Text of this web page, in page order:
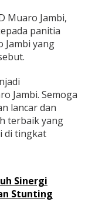
Muaro Jambi,
panitia
Jambi yang
Jambi. Semoga
lancar dan
terbaik yang
di tingkat
Sinergi
Stunting